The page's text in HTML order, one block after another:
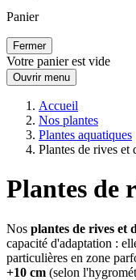
Panier
Fermer
Votre panier est vide
Ouvrir menu
Accueil
Nos plantes
Plantes aquatiques
Plantes de rives et
Plantes de
Nos plantes de rives et
capacité d'adaptation :
particulières en zone
+10 cm (selon